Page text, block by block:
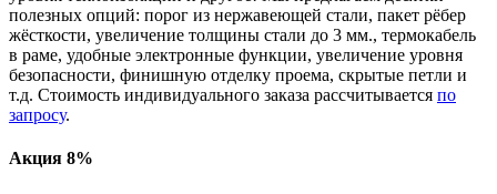
полезных опций: порог из нержавеющей стали, пакет рёбер
жёсткости, увеличение толщины стали до 3 мм., термокабель
в раме, удобные электронные функции, увеличение уровня
безопасности, финишную отделку проема, скрытые петли и
т.д. Стоимость индивидуального заказа рассчитывается по
запросу.
Акция 8%